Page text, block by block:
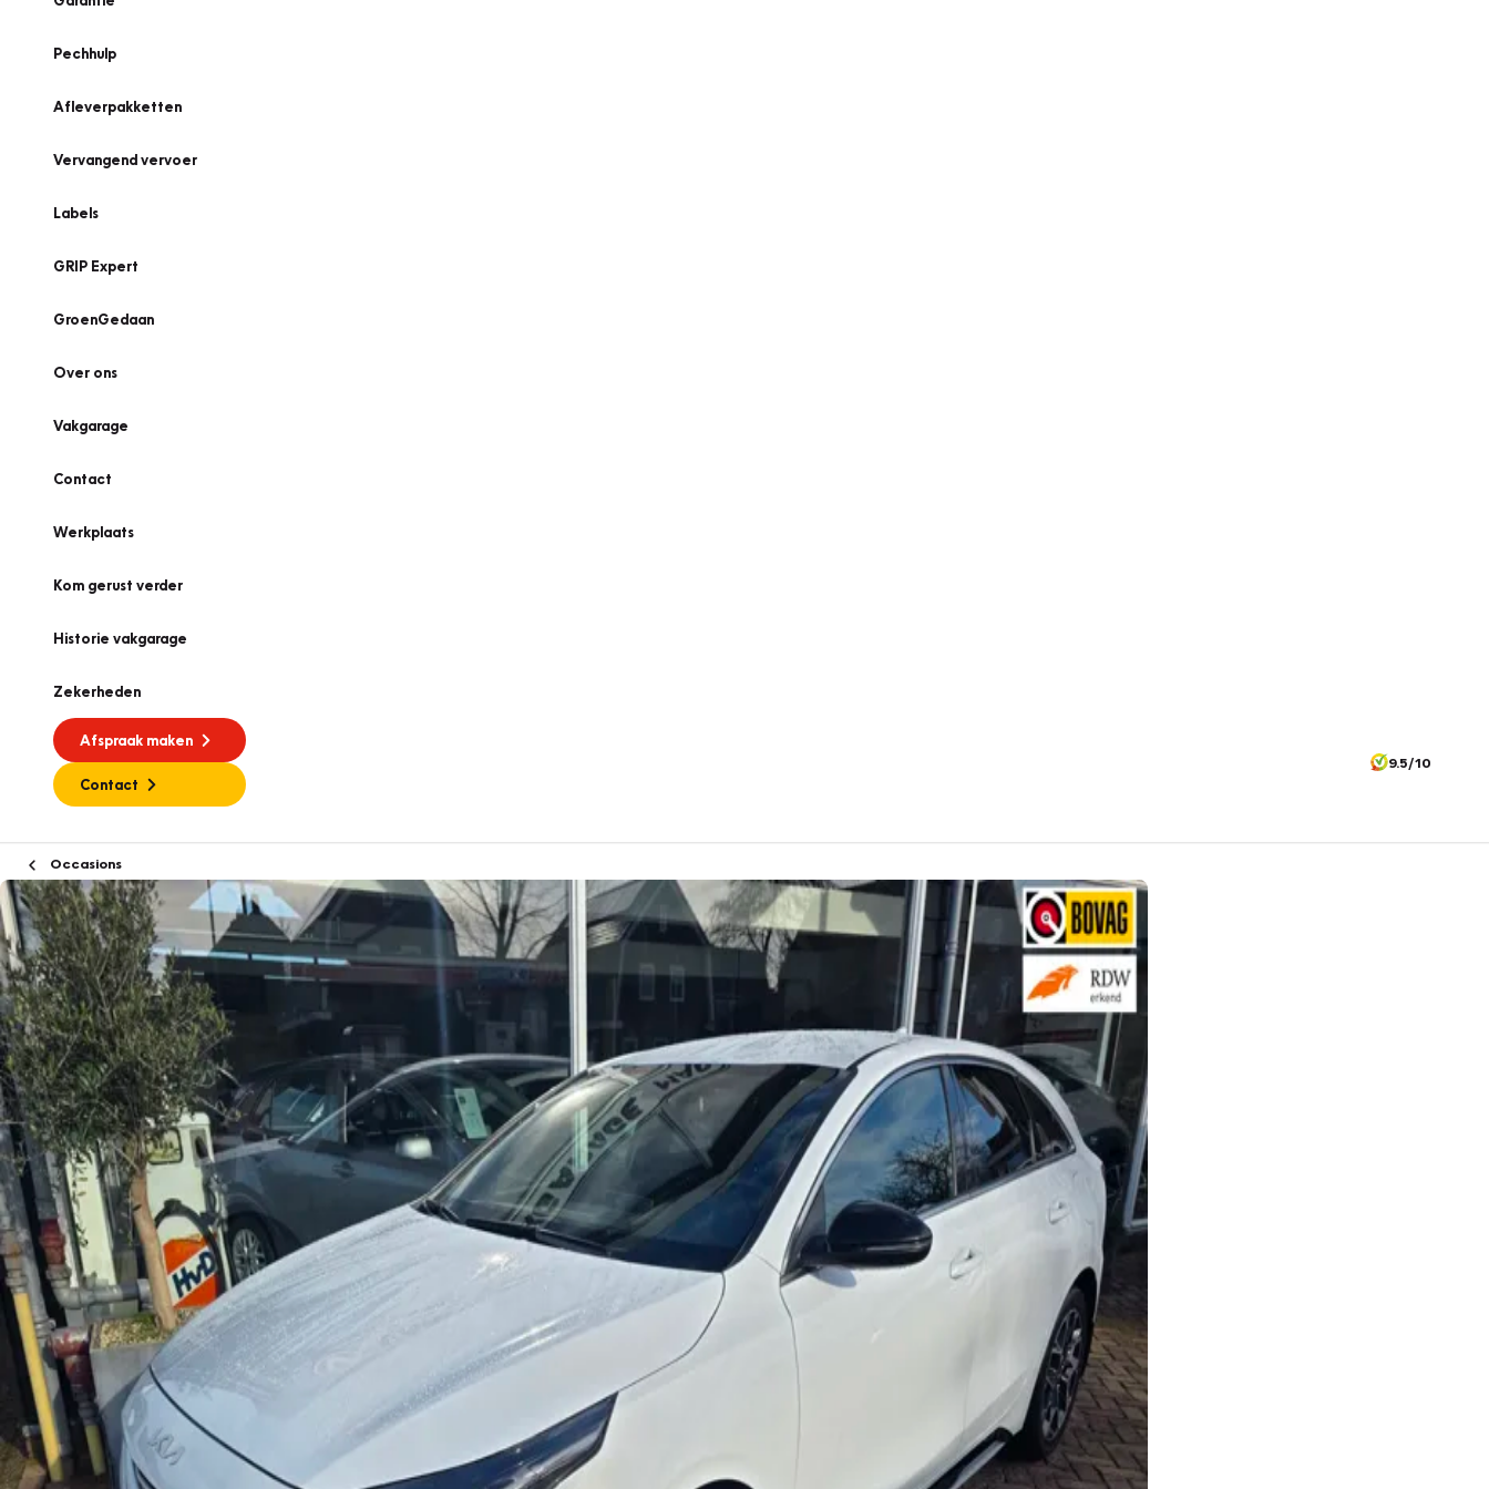
Pechhulp
Afleverpakketten
Vervangend vervoer
Labels
GRIP Expert
GroenGedaan
Over ons
Vakgarage
Contact
Werkplaats
Kom gerust verder
Historie vakgarage
Zekerheden
Afspraak maken
Contact
9.5/10
Occasions